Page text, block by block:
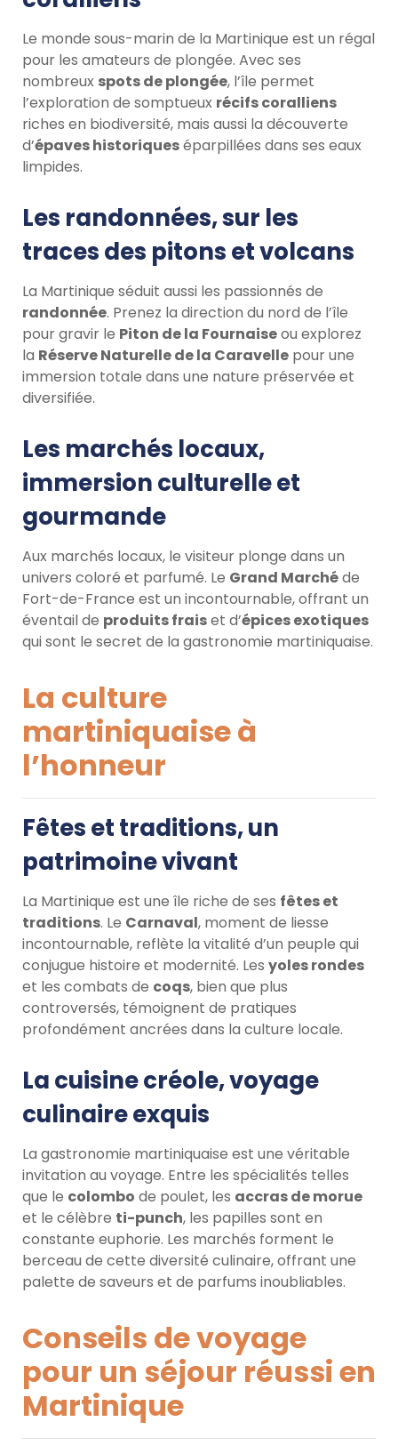
Le monde sous-marin de la Martinique est un régal
pour les amateurs de plongée. Avec ses
nombreux spots de plongée, l’île permet
l’exploration de somptueux récifs coralliens
riches en biodiversité, mais aussi la découverte
d’épaves historiqueséparpillées dans ses eaux
limpides.
Les randonnées, sur les
traces des pitons et volcans
La Martinique séduit aussi les passionnés de
randonnée. Prenez la direction du nord de l’île
pour gravir le Piton de la Fournaiseou explorez
la Réserve Naturelle de la Caravelle pour une
immersion totale dans une nature préservée et
diversifiée.
Les marchés locaux,
immersion culturelle et
gourmande
Aux marchés locaux, le visiteur plonge dans un
univers coloré et parfumé. Le Grand Marchéde
Fort-de-France est un incontournable, offrant un
éventail de produits fraiset d’épices exotiques
qui sont le secret de la gastronomie martiniquaise.
La culture
martiniquaise à
l’honneur
Fêtes et traditions, un
patrimoine vivant
La Martinique est une île riche de ses fêtes et
traditions. Le Carnaval, moment de liesse
incontournable, reflète la vitalité d’un peuple qui
conjugue histoire et modernité. Les yoles rondes
et les combats de coqs, bien que plus
controversés, témoignent de pratiques
profondément ancrées dans la culture locale.
La cuisine créole, voyage
culinaire exquis
La gastronomie martiniquaise est une véritable
invitation au voyage. Entre les spécialités telles
que le colombo de poulet, les accras de morue
et le célèbre ti-punch, les papilles sont en
constante euphorie. Les marchés forment le
berceau de cette diversité culinaire, offrant une
palette de saveurs et de parfums inoubliables.
Conseils de voyage
pour un séjour réussi en
Martinique